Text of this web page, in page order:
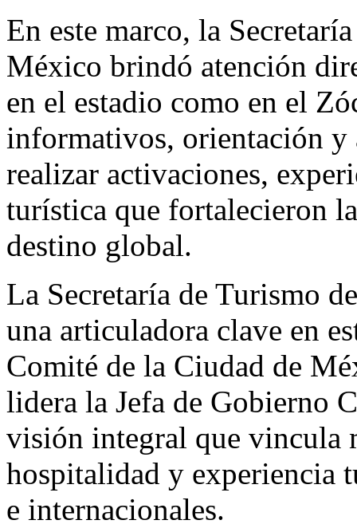
En este marco, la
México brindó atención
en el estadio como en el
informativos, orientación y
realizar activaciones,
turística que fortalecieron
destino global.
La Secretaría de Turismo
una articuladora clave en
Comité de la Ciudad de
lidera la Jefa de Gobierno
visión integral que vincula
hospitalidad y experiencia
e internacionales.